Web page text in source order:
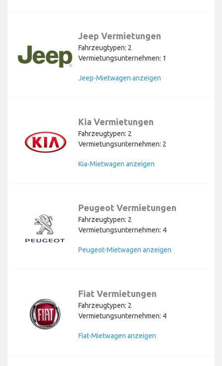
Jeep Vermietungen
Fahrzeugtypen: 2
Vermietungsunternehmen: 1
Jeep-Mietwagen anzeigen
Kia Vermietungen
Fahrzeugtypen: 2
Vermietungsunternehmen: 2
Kia-Mietwagen anzeigen
Peugeot Vermietungen
Fahrzeugtypen: 2
Vermietungsunternehmen: 4
Peugeot-Mietwagen anzeigen
Fiat Vermietungen
Fahrzeugtypen: 2
Vermietungsunternehmen: 4
Fiat-Mietwagen anzeigen